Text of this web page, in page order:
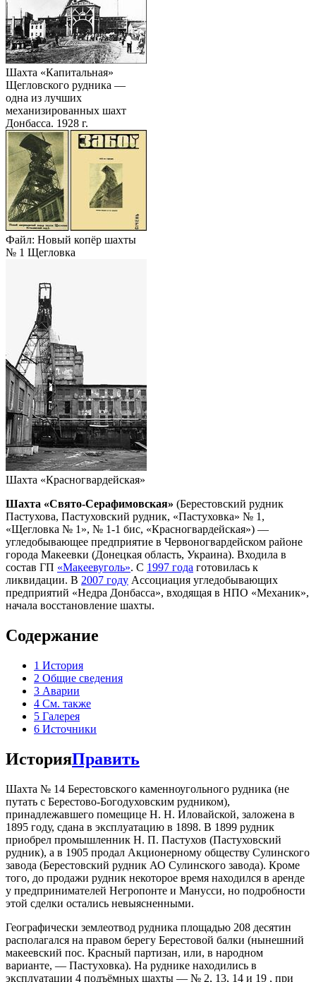
Шахта «Капитальная»
Щегловского рудника —
одна из лучших
механизированных шахт
Донбасса. 1928 г.
Файл: Новый копёр шахты
№ 1 Щегловка
Шахта «Красногвардейская»
Шахта «Свято-Серафимовская» (Берестовский рудник
Пастухова, Пастуховский рудник, «Пастуховка» № 1,
«Щегловка № 1», № 1-1 бис, «Красногвардейская») —
угледобывающее предприятие в Червоногвардейском районе
города Макеевки (Донецкая область, Украина). Входила в
состав ГП «Макеевуголь». С 1997 года готовилась к
ликвидации. В 2007 году Ассоциация угледобывающих
предприятий «Недра Донбасса», входящая в НПО «Механик»,
начала восстановление шахты.
Содержание
1 История
2 Общие сведения
3 Аварии
4 См. также
5 Галерея
6 Источники
ИсторияПравить
Шахта № 14 Берестовского каменноугольного рудника (не
путать с Берестово-Богодуховским рудником),
принадлежавшего помещице Н. Н. Иловайской, заложена в
1895 году, сдана в эксплуатацию в 1898. В 1899 рудник
приобрел промышленник Н. П. Пастухов (Пастуховский
рудник), а в 1905 продал Акционерному обществу Сулинского
завода (Берестовский рудник АО Сулинского завода). Кроме
того, до продажи рудник некоторое время находился в аренде
у предпринимателей Негропонте и Манусси, но подробности
этой сделки остались невыясненными.
Географически землеотвод рудника площадью 208 десятин
располагался на правом берегу Берестовой балки (нынешний
макеевский пос. Красный партизан, или, в народном
варианте, — Пастуховка). На руднике находились в
эксплуатации 4 подъёмных шахты — № 2, 13, 14 и 19 , при